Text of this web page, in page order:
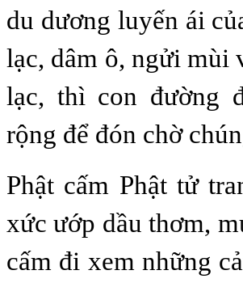
du dương luyến ái
lạc, dâm ô, ngửi mùi
lạc, thì con đường
rộng để đón chờ
Phật cấm Phật tử
xức ướp dầu thơm,
cấm đi xem những